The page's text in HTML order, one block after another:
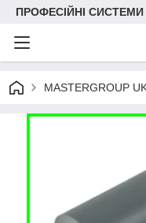
ПРОФЕСІЙНІ СИСТЕМИ
MASTERGROUP